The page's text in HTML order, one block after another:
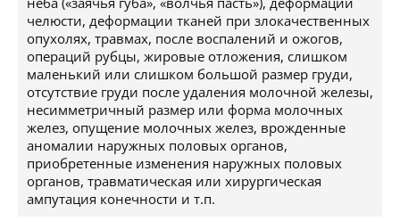
челюсти, деформации тканей при злокачественных
опухолях, травмах, после воспалений и ожогов,
операций рубцы, жировые отложения, слишком
маленький или слишком большой размер груди,
отсутствие груди после удаления молочной железы,
несимметричный размер или форма молочных
желез, опущение молочных желез, врожденные
аномалии наружных половых органов,
приобретенные изменения наружных половых
органов, травматическая или хирургическая
ампутация конечности и т.п.